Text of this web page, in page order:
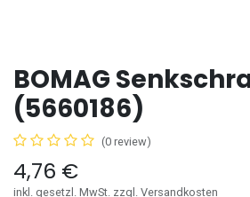
BOMAG
(5660186)
(0 review)
4,76 €
inkl. gesetzl. MwSt. zzgl. Versandkosten